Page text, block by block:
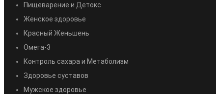
Пищеварение и Детокс
Женское здоровье
Красный Женьшень
Омега-3
Контроль сахара и Метаболизм
Здоровье суставов
Мужское здоровье